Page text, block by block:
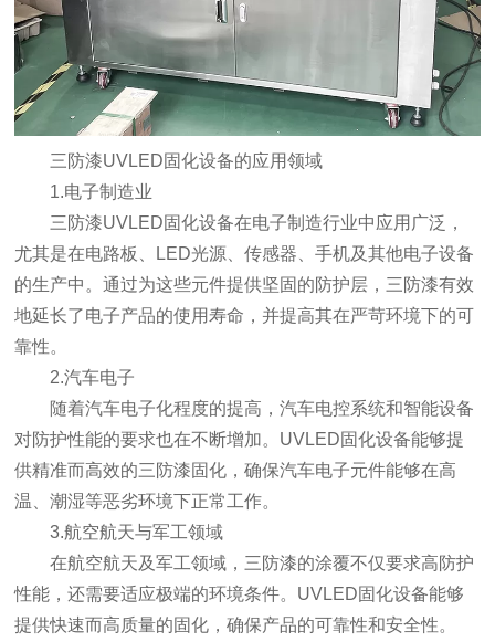
三防漆UVLED固化设备的应用领域
1.电子制造业
三防漆UVLED固化设备在电子制造行业中应用广泛，
尤其是在电路板、LED光源、传感器、手机及其他电子设备
的生产中。通过为这些元件提供坚固的防护层，三防漆有效
地延长了电子产品的使用寿命，并提高其在严苛环境下的可
靠性。
2.汽车电子
随着汽车电子化程度的提高，汽车电控系统和智能设备
对防护性能的要求也在不断增加。UVLED固化设备能够提
供精准而高效的三防漆固化，确保汽车电子元件能够在高
温、潮湿等恶劣环境下正常工作。
3.航空航天与军工领域
在航空航天及军工领域，三防漆的涂覆不仅要求高防护
性能，还需要适应极端的环境条件。UVLED固化设备能够
提供快速而高质量的固化，确保产品的可靠性和安全性。